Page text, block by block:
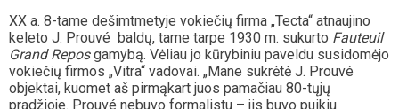
XX a. 8-tame dešimtmetyje vokiečių firma „Tecta“ atnaujino
keleto J. Prouvé baldų, tame tarpe 1930 m. sukurto Fauteuil
Grand Reposgamybą. Vėliau jo kūrybiniu paveldu susidomėjo
vokiečių firmos „Vitra“ vadovai. „Mane sukrėtė J. Prouvé
objektai, kuomet aš pirmąkart juos pamačiau 80-tųjų
pradžioje. Prouvé nebuvo formalistu – jis buvo puikiu